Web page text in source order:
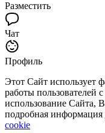
Разместить
Чат
Профиль
Этот Сайт использует
работы пользователей
использование Сайта,
подробная информация
cookie